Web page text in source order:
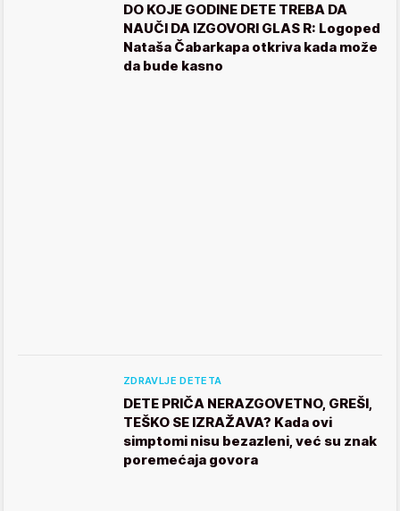
DO KOJE GODINE DETE TREBA DA
NAUČI DA IZGOVORI GLAS R: Logoped
Nataša Čabarkapa otkriva kada može
da bude kasno
ZDRAVLJE DETETA
DETE PRIČA NERAZGOVETNO, GREŠI,
TEŠKO SE IZRAŽAVA? Kada ovi
simptomi nisu bezazleni, već su znak
poremećaja govora